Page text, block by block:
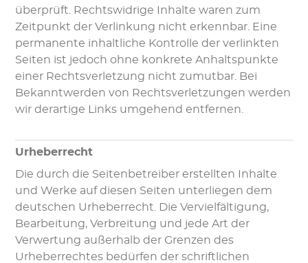
überprüft. Rechtswidrige Inhalte waren zum
Zeitpunkt der Verlinkung nicht erkennbar. Eine
permanente inhaltliche Kontrolle der verlinkten
Seiten ist jedoch ohne konkrete Anhaltspunkte
einer Rechtsverletzung nicht zumutbar. Bei
Bekanntwerden von Rechtsverletzungen werden
wir derartige Links umgehend entfernen.
Urheberrecht
Die durch die Seitenbetreiber erstellten Inhalte
und Werke auf diesen Seiten unterliegen dem
deutschen Urheberrecht. Die Vervielfältigung,
Bearbeitung, Verbreitung und jede Art der
Verwertung außerhalb der Grenzen des
Urheberrechtes bedürfen der schriftlichen